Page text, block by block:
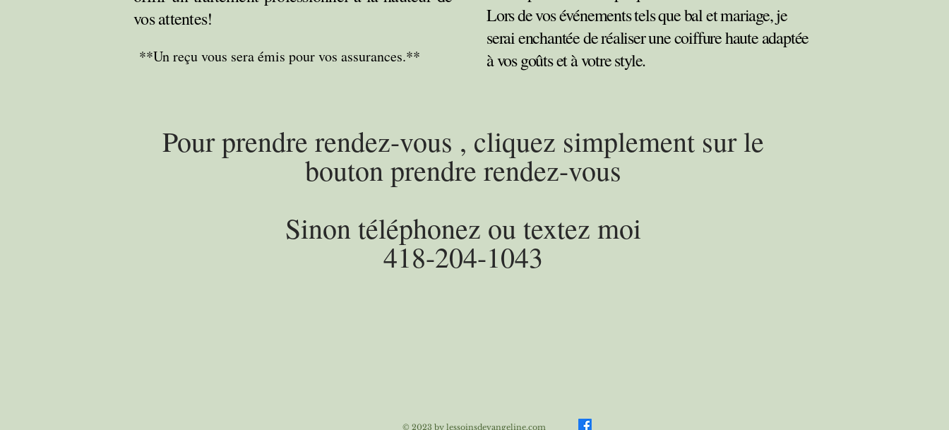
Lors de vos événements tels que bal et mariage, je
serai enchantée de réaliser une coiffure haute adaptée
à vos goûts et à votre style.
Pour prendre rendez-vous , cliquez simplement sur le
bouton prendre rendez-vous
Sinon téléphonez ou textez moi
418-204-1043
vos attentes!
**Un reçu vous sera émis pour vos assurances.**
© 2023 by lessoinsdevangeline.com